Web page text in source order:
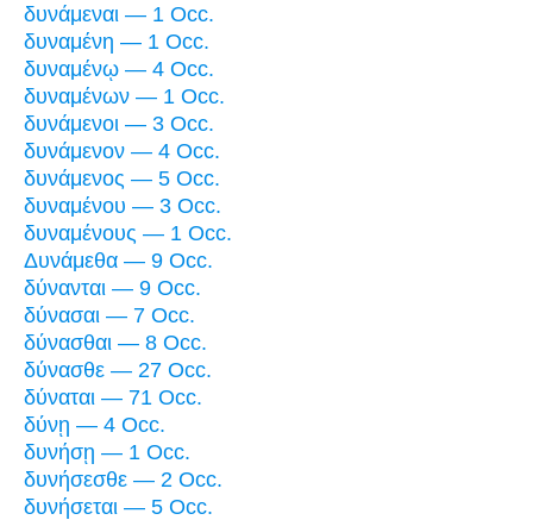
δυνάμεναι — 1 Occ.
δυναμένη — 1 Occ.
δυναμένῳ — 4 Occ.
δυναμένων — 1 Occ.
δυνάμενοι — 3 Occ.
δυνάμενον — 4 Occ.
δυνάμενος — 5 Occ.
δυναμένου — 3 Occ.
δυναμένους — 1 Occ.
Δυνάμεθα — 9 Occ.
δύνανται — 9 Occ.
δύνασαι — 7 Occ.
δύνασθαι — 8 Occ.
δύνασθε — 27 Occ.
δύναται — 71 Occ.
δύνῃ — 4 Occ.
δυνήσῃ — 1 Occ.
δυνήσεσθε — 2 Occ.
δυνήσεται — 5 Occ.